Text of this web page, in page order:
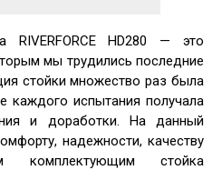
RIVERFORCE HD280 — это
мы трудились последние
стойки множество раз была
каждого испытания получала
и доработки. На данный
надежности, качеству
комплектующим стойка